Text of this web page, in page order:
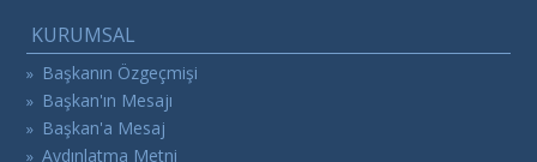
KURUMSAL
» Başkanın Özgeçmişi
» Başkan'ın Mesajı
» Başkan'a Mesaj
» Aydınlatma Metni